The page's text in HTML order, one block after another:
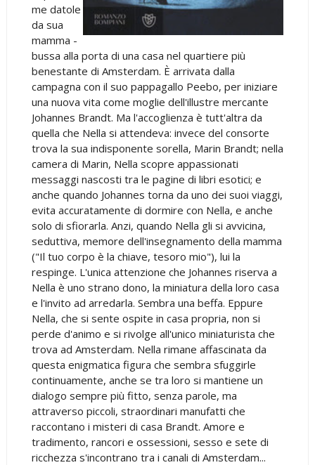
me datole
da sua
mamma -
bussa alla porta di una casa nel quartiere più
benestante di Amsterdam. È arrivata dalla
campagna con il suo pappagallo Peebo, per iniziare
una nuova vita come moglie dell'illustre mercante
Johannes Brandt. Ma l'accoglienza è tutt'altra da
quella che Nella si attendeva: invece del consorte
trova la sua indisponente sorella, Marin Brandt; nella
camera di Marin, Nella scopre appassionati
messaggi nascosti tra le pagine di libri esotici; e
anche quando Johannes torna da uno dei suoi viaggi,
evita accuratamente di dormire con Nella, e anche
solo di sfiorarla. Anzi, quando Nella gli si avvicina,
seduttiva, memore dell'insegnamento della mamma
("Il tuo corpo è la chiave, tesoro mio"), lui la
respinge. L'unica attenzione che Johannes riserva a
Nella è uno strano dono, la miniatura della loro casa
e l'invito ad arredarla. Sembra una beffa. Eppure
Nella, che si sente ospite in casa propria, non si
perde d'animo e si rivolge all'unico miniaturista che
trova ad Amsterdam. Nella rimane affascinata da
questa enigmatica figura che sembra sfuggirle
continuamente, anche se tra loro si mantiene un
dialogo sempre più fitto, senza parole, ma
attraverso piccoli, straordinari manufatti che
raccontano i misteri di casa Brandt. Amore e
tradimento, rancori e ossessioni, sesso e sete di
ricchezza s'incontrano tra i canali di Amsterdam...